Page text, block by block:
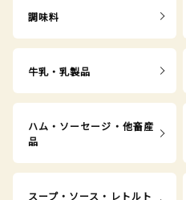
調味料
牛乳・乳製品
ハム・ソーセージ・他畜産
品
スープ・ソース・レトルト